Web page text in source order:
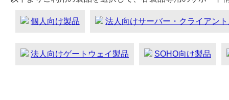
個人向け製品 法人向けサーバー・クライアン
法人向けゲートウェイ製品 SOHO向け製品